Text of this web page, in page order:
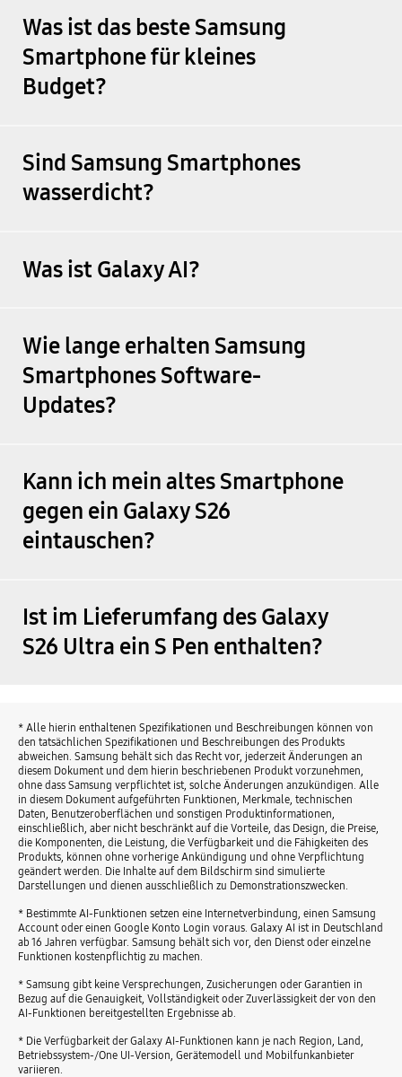
Was ist das beste Samsung
Smartphone für kleines
Budget?
Sind Samsung Smartphones
wasserdicht?
Was ist Galaxy AI?
Wie lange erhalten Samsung
Smartphones Software-
Updates?
Kann ich mein altes Smartphone
gegen ein Galaxy S26
eintauschen?
Ist im Lieferumfang des Galaxy
S26 Ultra ein S Pen enthalten?
* Alle hierin enthaltenen Spezifikationen und Beschreibungen können von
den tatsächlichen Spezifikationen und Beschreibungen des Produkts
abweichen. Samsung behält sich das Recht vor, jederzeit Änderungen an
diesem Dokument und dem hierin beschriebenen Produkt vorzunehmen,
ohne dass Samsung verpflichtet ist, solche Änderungen anzukündigen. Alle
in diesem Dokument aufgeführten Funktionen, Merkmale, technischen
Daten, Benutzeroberflächen und sonstigen Produktinformationen,
einschließlich, aber nicht beschränkt auf die Vorteile, das Design, die Preise,
die Komponenten, die Leistung, die Verfügbarkeit und die Fähigkeiten des
Produkts, können ohne vorherige Ankündigung und ohne Verpflichtung
geändert werden. Die Inhalte auf dem Bildschirm sind simulierte
Darstellungen und dienen ausschließlich zu Demonstrationszwecken.
* Bestimmte AI-Funktionen setzen eine Internetverbindung, einen Samsung
Account oder einen Google Konto Login voraus. Galaxy AI ist in Deutschland
ab 16 Jahren verfügbar. Samsung behält sich vor, den Dienst oder einzelne
Funktionen kostenpflichtig zu machen.
* Samsung gibt keine Versprechungen, Zusicherungen oder Garantien in
Bezug auf die Genauigkeit, Vollständigkeit oder Zuverlässigkeit der von den
AI-Funktionen bereitgestellten Ergebnisse ab.
* Die Verfügbarkeit der Galaxy AI-Funktionen kann je nach Region, Land,
Betriebssystem-/One UI-Version, Gerätemodell und Mobilfunkanbieter
variieren.